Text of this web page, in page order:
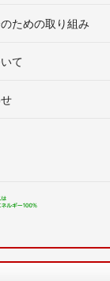
ための取り組み
て